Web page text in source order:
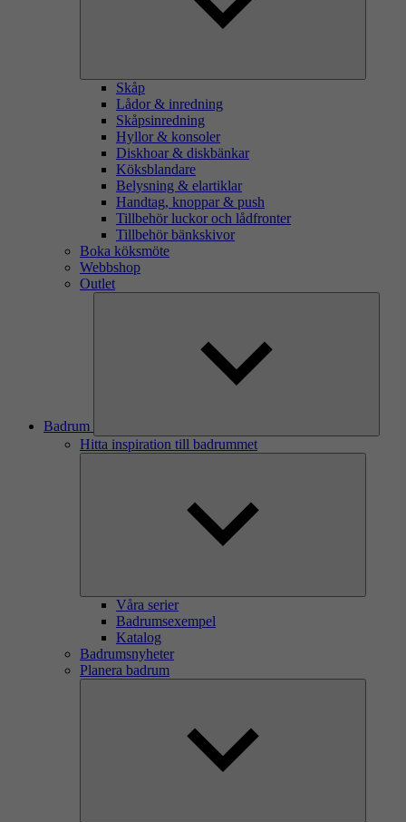
Skåp
Lådor & inredning
Skåpsinredning
Hyllor & konsoler
Diskhoar & diskbänkar
Köksblandare
Belysning & elartiklar
Handtag, knoppar & push
Tillbehör luckor och lådfronter
Tillbehör bänkskivor
Boka köksmöte
Webbshop
Outlet
Badrum
Hitta inspiration till badrummet
Våra serier
Badrumsexempel
Katalog
Badrumsnyheter
Planera badrum